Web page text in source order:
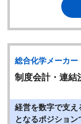
総合化学メーカー
制度会計・連結
経営を数字で支え
となるポジション